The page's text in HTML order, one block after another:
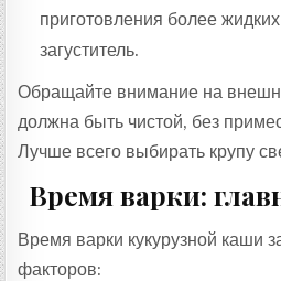
приготовления более
загуститель.
Обращайте внимание на
должна быть чистой, без
Лучше всего выбирать крупу
Время варки:
Время варки кукурузной каши
факторов: